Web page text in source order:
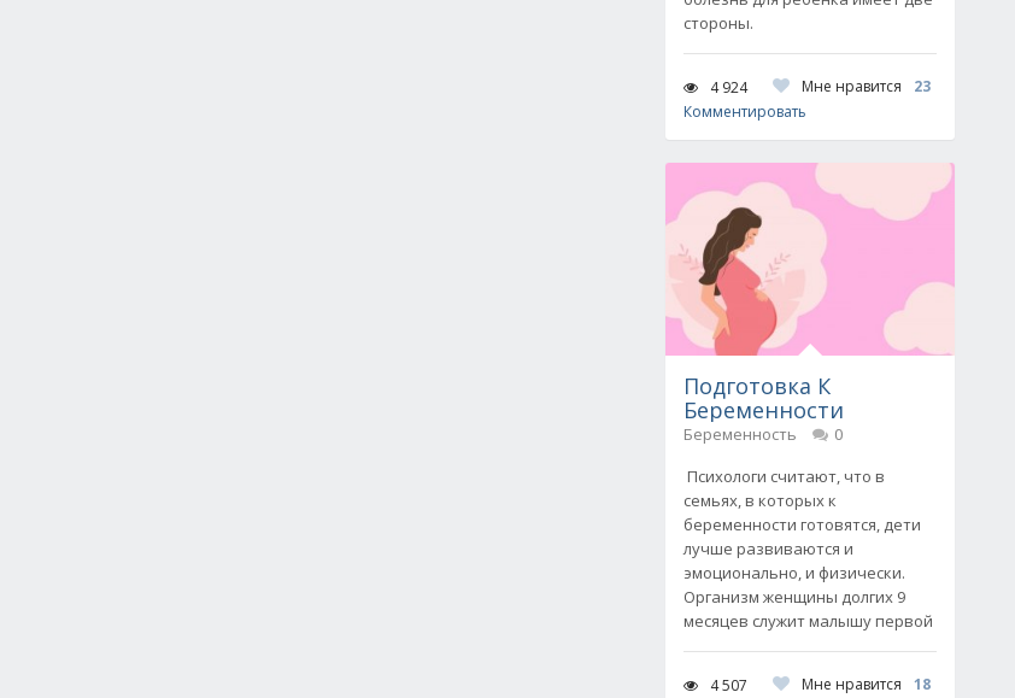
стороны.
4 924 Мне нравится
23
Комментировать
Подготовка К
Беременности
Беременность
0
Психологи считают, что в
семьях, в которых к
беременности готовятся, дети
лучше развиваются и
эмоционально, и физически.
Организм женщины долгих 9
месяцев служит малышу первой
4 507 Мне нравится
18